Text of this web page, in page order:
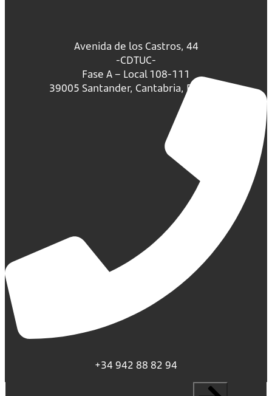
Avenida de los Castros, 44
-CDTUC-
Fase A – Local 108-111
39005 Santander, Cantabria, España.
+34 942 88 82 94